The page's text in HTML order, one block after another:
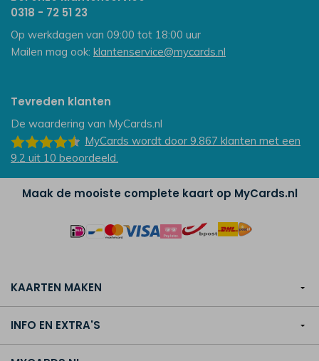
0318 - 72 51 23
Op werkdagen van 09:00 tot 18:00 uur
Mailen mag ook: klantenservice@mycards.nl
Tevreden klanten
De waardering van MyCards.nl
MyCards wordt door 9.867 klanten met een
9.2 uit 10 beoordeeld.
Maak de mooiste complete kaart op MyCards.nl
KAARTEN MAKEN
INFO EN EXTRA'S